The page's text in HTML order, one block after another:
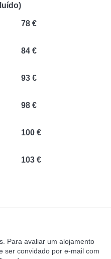
78 €
84 €
93 €
98 €
100 €
103 €
Para avaliar um alojamento
ser convidado por e-mail com